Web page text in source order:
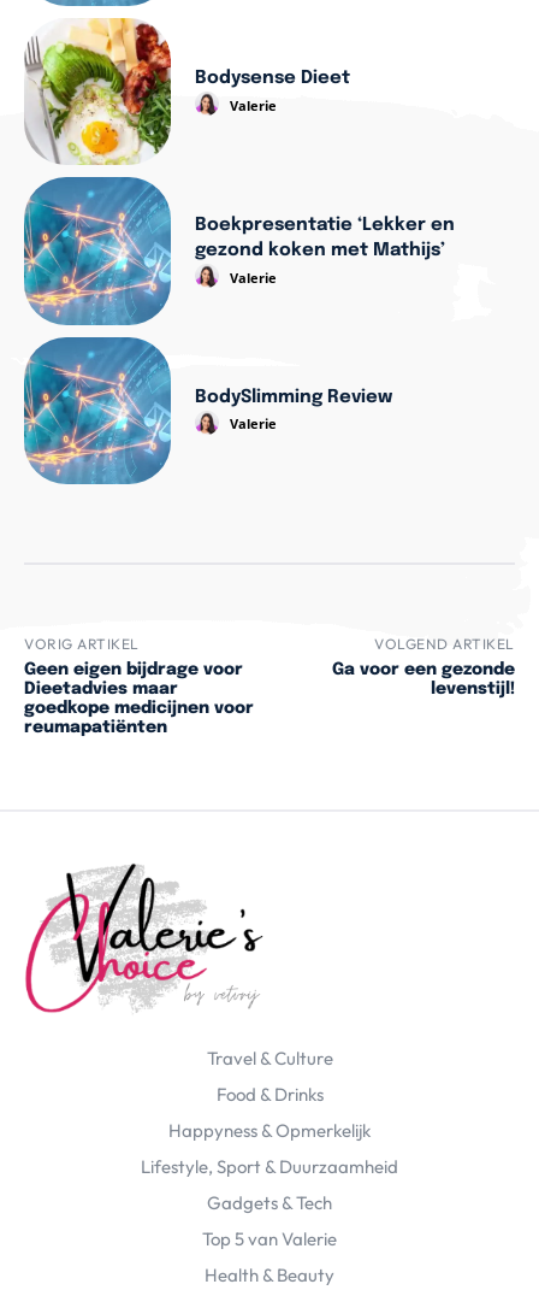
Bodysense Dieet
Valerie
Boekpresentatie ‘Lekker en
gezond koken met Mathijs’
Valerie
BodySlimming Review
Valerie
VORIG ARTIKEL
Geen eigen bijdrage voor
Dieetadvies maar
goedkope medicijnen voor
reumapatiënten
VOLGEND ARTIKEL
Ga voor een gezonde
levenstijl!
Travel & Culture
Food & Drinks
Happyness & Opmerkelijk
Lifestyle, Sport & Duurzaamheid
Gadgets & Tech
Top 5 van Valerie
Health & Beauty